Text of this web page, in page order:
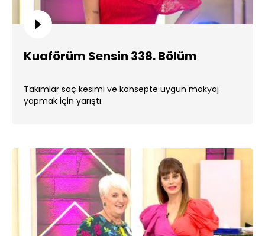
Kuaförüm Sensin 338. Bölüm
Takımlar saç kesimi ve konsepte uygun makyaj
yapmak için yarıştı.